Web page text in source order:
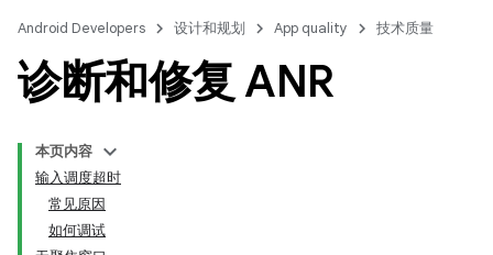
Android Developers 设计和规划 App quality 技术质量
诊断和修复 ANR
本页内容
输入调度超时
常见原因
如何调试